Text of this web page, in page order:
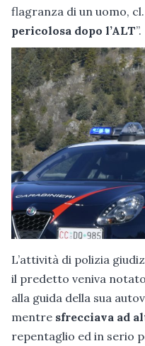
flagranza di un uomo,
pericolosa dopo l’ALT”.
L’attività di polizia
il predetto veniva
alla guida della sua
mentre sfrecciava ad
repentaglio ed in serio